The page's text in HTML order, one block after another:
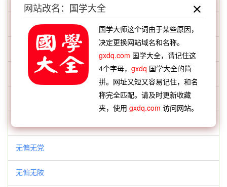
无伤大体
无伤大雅
无依无靠
无偏无党
无偏无陂
网站改名：国学大全
国学大师这个词由于某些原因，
决定更换网站域名和名称。
gxdq.com 国学大全，请记住这
4个字母，gxdq 国学大全的简
拼。网址又短又容易记住，和名
称完全匹配。请及时更新收藏
夹，使用gxdq.com 访问网站。